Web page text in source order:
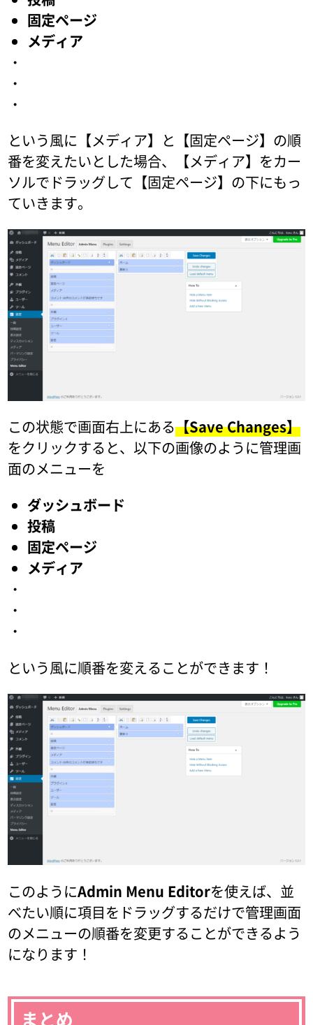
固定ページ
メディア
・
・
・
という風に【メディア】と【固定ページ】の順
番を変えたいとした場合、【メディア】をカー
ソルでドラッグして【固定ページ】の下にもっ
ていきます。
この状態で画面右上にある【Save Changes】
をクリックすると、以下の画像のように管理画
面のメニューを
ダッシュボード
投稿
固定ページ
メディア
・
・
・
という風に順番を変えることができます！
このようにAdmin Menu Editorを使えば、並
べたい順に項目をドラッグするだけで管理画面
のメニューの順番を変更することができるよう
になります！
まとめ